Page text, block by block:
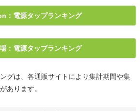
：電源タップランキング
：電源タップランキング
グは、各通販サイトにより集計期間や集
あります。